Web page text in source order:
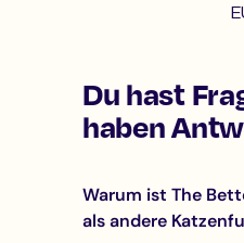
Du hast
haben
Warum ist The
als andere